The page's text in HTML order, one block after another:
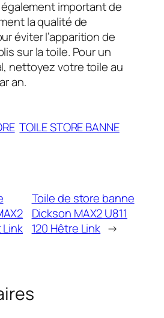
important de
la qualité de
éviter l’apparition de
sur la toile. Pour un
nettoyez votre toile au
an.
TOILE STORE BANNE
Link
Toile de store banne
Dickson MAX2 U811
120 Hêtre Link →